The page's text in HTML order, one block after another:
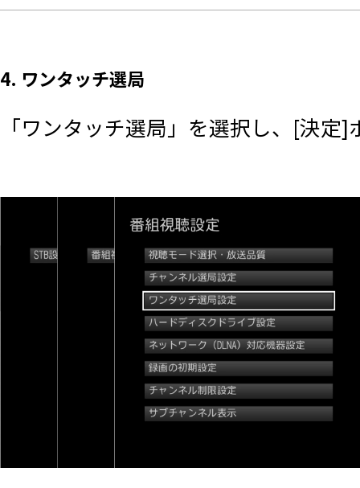
4. ワンタッチ選局
「ワンタッチ選局」を選択し、[決定